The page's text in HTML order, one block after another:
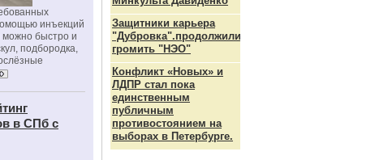
инъекций
можно быстро и
подбородка,
в СПб с
Защитники карьера
"Дубровка".продолжили
громить "НЭО"
Конфликт «Новых» и
ЛДПР стал пока
единственным
публичным
противостоянием на
выборах в Петербурге.